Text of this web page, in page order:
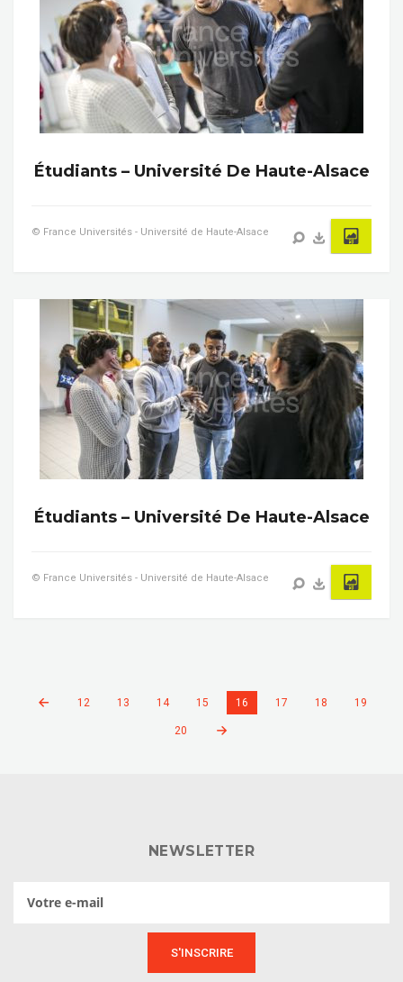
Étudiants – Université De Haute-Alsace
© France Universités - Université de Haute-Alsace
Étudiants – Université De Haute-Alsace
© France Universités - Université de Haute-Alsace
12 13 14 15 16 17 18 19
20
NEWSLETTER